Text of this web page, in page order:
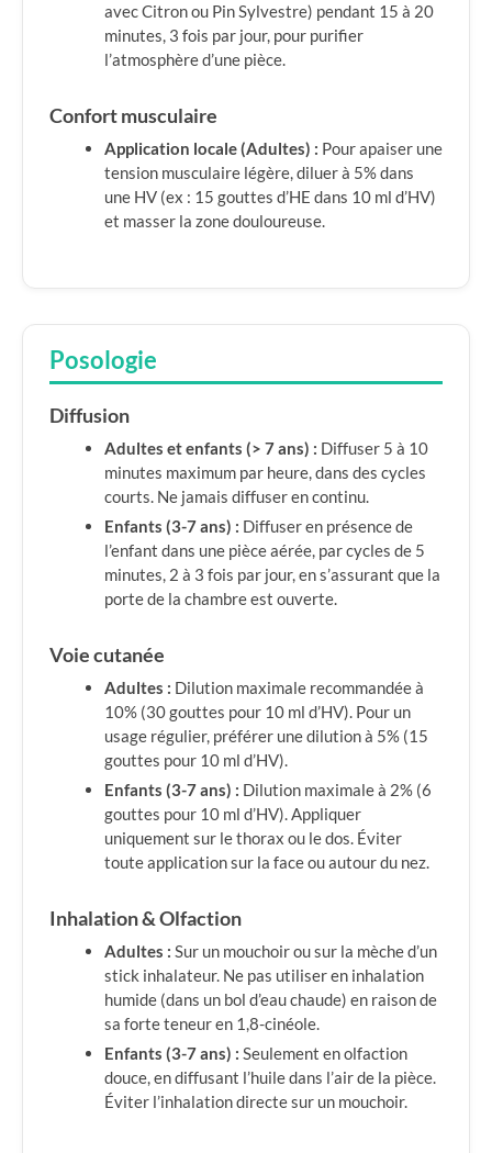
avec Citron ou Pin Sylvestre) pendant 15 à 20
minutes, 3 fois par jour, pour purifier
l’atmosphère d’une pièce.
Confort musculaire
Application locale (Adultes) : Pour apaiser une
tension musculaire légère, diluer à 5% dans
une HV (ex : 15 gouttes d’HE dans 10 ml d’HV)
et masser la zone douloureuse.
Posologie
Diffusion
Adultes et enfants (> 7 ans) : Diffuser 5 à 10
minutes maximum par heure, dans des cycles
courts. Ne jamais diffuser en continu.
Enfants (3-7 ans) : Diffuser en présence de
l’enfant dans une pièce aérée, par cycles de 5
minutes, 2 à 3 fois par jour, en s’assurant que la
porte de la chambre est ouverte.
Voie cutanée
Adultes : Dilution maximale recommandée à
10% (30 gouttes pour 10 ml d’HV). Pour un
usage régulier, préférer une dilution à 5% (15
gouttes pour 10 ml d’HV).
Enfants (3-7 ans) : Dilution maximale à 2% (6
gouttes pour 10 ml d’HV). Appliquer
uniquement sur le thorax ou le dos. Éviter
toute application sur la face ou autour du nez.
Inhalation & Olfaction
Adultes : Sur un mouchoir ou sur la mèche d’un
stick inhalateur. Ne pas utiliser en inhalation
humide (dans un bol d’eau chaude) en raison de
sa forte teneur en 1,8-cinéole.
Enfants (3-7 ans) : Seulement en olfaction
douce, en diffusant l’huile dans l’air de la pièce.
Éviter l’inhalation directe sur un mouchoir.